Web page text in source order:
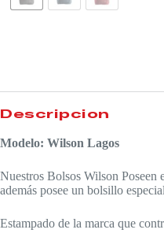
Descripción
Modelo: Wilson Lagos
Nuestros Bolsos Wilson Poseen
además posee un bolsillo
Estampado de la marca que